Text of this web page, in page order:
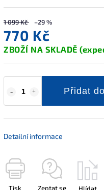
1 099 Kč –29 %
770 Kč
ZBOŽÍ NA SKLADĚ
Přidat
Detailní informace
Tisk Zeptat se Hlídat